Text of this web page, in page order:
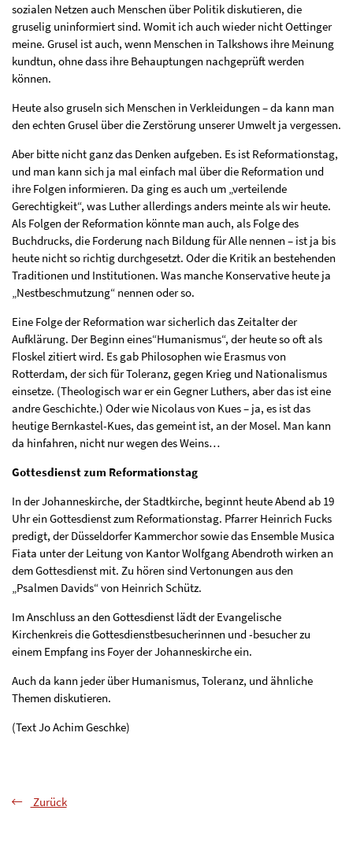
sozialen Netzen auch Menschen über Politik diskutieren, die
gruselig uninformiert sind. Womit ich auch wieder nicht Oettinger
meine. Grusel ist auch, wenn Menschen in Talkshows ihre Meinung
kundtun, ohne dass ihre Behauptungen nachgeprüft werden
können.
Heute also gruseln sich Menschen in Verkleidungen – da kann man
den echten Grusel über die Zerstörung unserer Umwelt ja vergessen.
Aber bitte nicht ganz das Denken aufgeben. Es ist Reformationstag,
und man kann sich ja mal einfach mal über die Reformation und
ihre Folgen informieren. Da ging es auch um „verteilende
Gerechtigkeit“, was Luther allerdings anders meinte als wir heute.
Als Folgen der Reformation könnte man auch, als Folge des
Buchdrucks, die Forderung nach Bildung für Alle nennen – ist ja bis
heute nicht so richtig durchgesetzt. Oder die Kritik an bestehenden
Traditionen und Institutionen. Was manche Konservative heute ja
„Nestbeschmutzung“ nennen oder so.
Eine Folge der Reformation war sicherlich das Zeitalter der
Aufklärung. Der Beginn eines“Humanismus“, der heute so oft als
Floskel zitiert wird. Es gab Philosophen wie Erasmus von
Rotterdam, der sich für Toleranz, gegen Krieg und Nationalismus
einsetze. (Theologisch war er ein Gegner Luthers, aber das ist eine
andre Geschichte.) Oder wie Nicolaus von Kues – ja, es ist das
heutige Bernkastel-Kues, das gemeint ist, an der Mosel. Man kann
da hinfahren, nicht nur wegen des Weins…
Gottesdienst zum Reformationstag
In der Johanneskirche, der Stadtkirche, beginnt heute Abend ab 19
Uhr ein Gottesdienst zum Reformationstag. Pfarrer Heinrich Fucks
predigt, der Düsseldorfer Kammerchor sowie das Ensemble Musica
Fiata unter der Leitung von Kantor Wolfgang Abendroth wirken an
dem Gottesdienst mit. Zu hören sind Vertonungen aus den
„Psalmen Davids“ von Heinrich Schütz.
Im Anschluss an den Gottesdienst lädt der Evangelische
Kirchenkreis die Gottesdienstbesucherinnen und -besucher zu
einem Empfang ins Foyer der Johanneskirche ein.
Auch da kann jeder über Humanismus, Toleranz, und ähnliche
Themen diskutieren.
(Text Jo Achim Geschke)
Zurück